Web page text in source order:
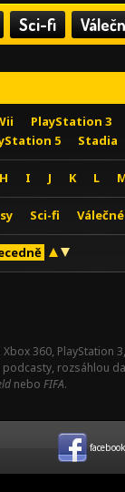
Sci-fi
PlayStation 3
5 Stadia
H I J K L
Sci-fi Válečné
Xbox 360, PlayStation
rozsáhlou
nebo FIFA.
facebook